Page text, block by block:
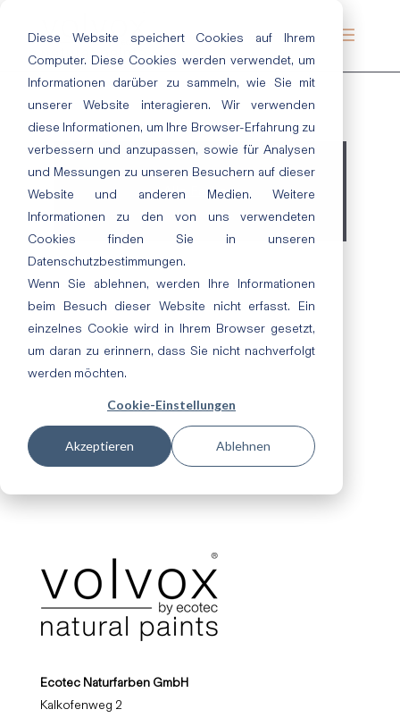
Diese Website speichert Cookies auf Ihrem
Computer. Diese Cookies werden verwendet, um
Informationen darüber zu sammeln, wie Sie mit
unserer Website interagieren. Wir verwenden
diese Informationen, um Ihre Browser-Erfahrung zu
verbessern und anzupassen, sowie für Analysen
und Messungen zu unseren Besuchern auf dieser
Website und anderen Medien. Weitere
Informationen zu den von uns verwendeten
Cookies finden Sie in unseren
Datenschutzbestimmungen.
Wenn Sie ablehnen, werden Ihre Informationen
beim Besuch dieser Website nicht erfasst. Ein
einzelnes Cookie wird in Ihrem Browser gesetzt,
um daran zu erinnern, dass Sie nicht nachverfolgt
werden möchten.
Cookie-Einstellungen
Akzeptieren Ablehnen
Alle Farben
Ecotec Naturfarben GmbH
Kalkofenweg 2